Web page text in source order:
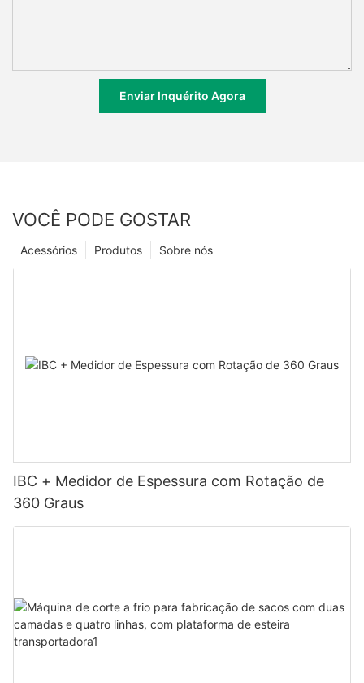
Enviar Inquérito Agora
VOCÊ PODE GOSTAR
Sobre nós
Produtos
Acessórios
IBC + Medidor de Espessura com Rotação de
360 ​​Graus